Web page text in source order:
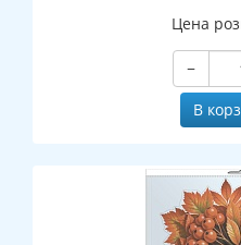
Цена
−
В